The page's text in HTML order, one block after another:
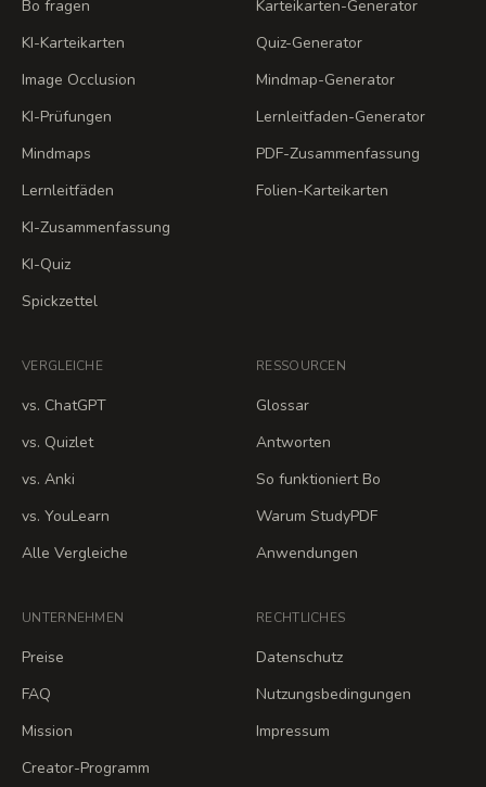
Bo fragen
KI-Karteikarten
Image Occlusion
KI-Prüfungen
Mindmaps
Lernleitfäden
KI-Zusammenfassung
KI-Quiz
Spickzettel
Karteikarten-Generator
Quiz-Generator
Mindmap-Generator
Lernleitfaden-Generator
PDF-Zusammenfassung
Folien-Karteikarten
VERGLEICHE
vs. ChatGPT
vs. Quizlet
vs. Anki
vs. YouLearn
Alle Vergleiche
RESSOURCEN
Glossar
Antworten
So funktioniert Bo
Warum StudyPDF
Anwendungen
UNTERNEHMEN
Preise
FAQ
Mission
Creator-Programm
RECHTLICHES
Datenschutz
Nutzungsbedingungen
Impressum